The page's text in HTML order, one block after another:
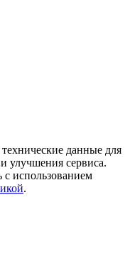
данные для
улучшения сервиса.
использованием
.